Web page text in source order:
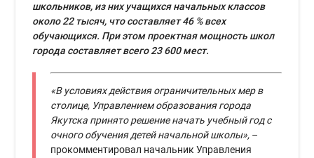
школьников, из них учащихся начальных классов
около 22 тысяч, что составляет 46 % всех
обучающихся. При этом проектная мощность школ
города составляет всего 23 600 мест.
«В условиях действия ограничительных мер в
столице, Управлением образования города
Якутска принято решение начать учебный год с
очного обучения детей начальной школы», –
прокомментировал начальник Управления